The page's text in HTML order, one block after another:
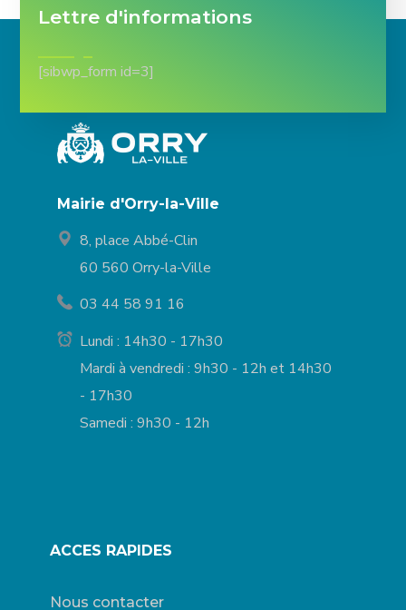
Lettre d'informations
[sibwp_form id=3]
Mairie d'Orry-la-Ville
8, place Abbé-Clin
60 560 Orry-la-Ville
03 44 58 91 16
Lundi : 14h30 - 17h30
Mardi à vendredi : 9h30 - 12h et 14h30
- 17h30
Samedi : 9h30 - 12h
ACCES RAPIDES
Nous contacter